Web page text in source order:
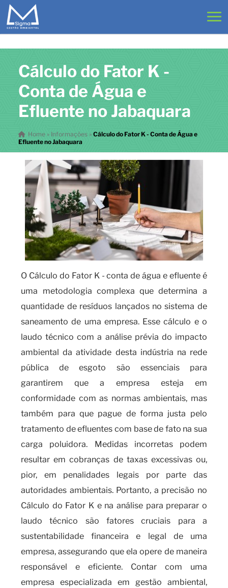
Cálculo do Fator K -
Conta de Água e
Efluente no Jabaquara
Home» Informações » Cálculo do Fator K - Conta de Água e
Efluente no Jabaquara
O Cálculo do Fator K - conta de água e efluente é
uma metodologia complexa que determina a
quantidade de resíduos lançados no sistema de
saneamento de uma empresa. Esse cálculo e o
laudo técnico com a análise prévia do impacto
ambiental da atividade desta indústria na rede
pública de esgoto são essenciais para
garantirem que a empresa esteja em
conformidade com as normas ambientais, mas
também para que pague de forma justa pelo
tratamento de efluentes com base de fato na sua
carga poluidora. Medidas incorretas podem
resultar em cobranças de taxas excessivas ou,
pior, em penalidades legais por parte das
autoridades ambientais. Portanto, a precisão no
Cálculo do Fator K e na análise para preparar o
laudo técnico são fatores cruciais para a
sustentabilidade financeira e legal de uma
empresa, assegurando que ela opere de maneira
responsável e eficiente. Contar com uma
empresa especializada em gestão ambiental,